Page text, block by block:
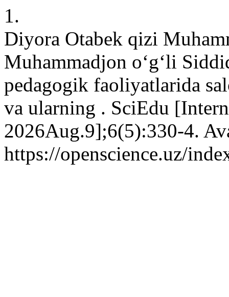
1.
Diyora Otabek qizi
Muhammadjon o‘g‘li
pedagogik faoliyatlarida
va ularning . SciEdu
2026Aug.9];6(5):330-4.
https://openscience.uz/